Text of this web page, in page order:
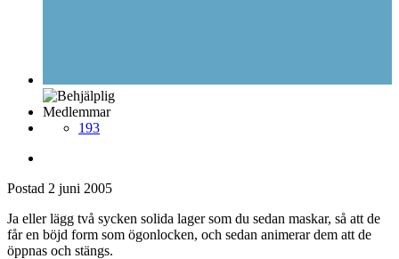
Medlemmar
193
Postad 2 juni 2005
Ja eller lägg två sycken solida lager som du sedan maskar, så att de
får en böjd form som ögonlocken, och sedan animerar dem att de
öppnas och stängs.